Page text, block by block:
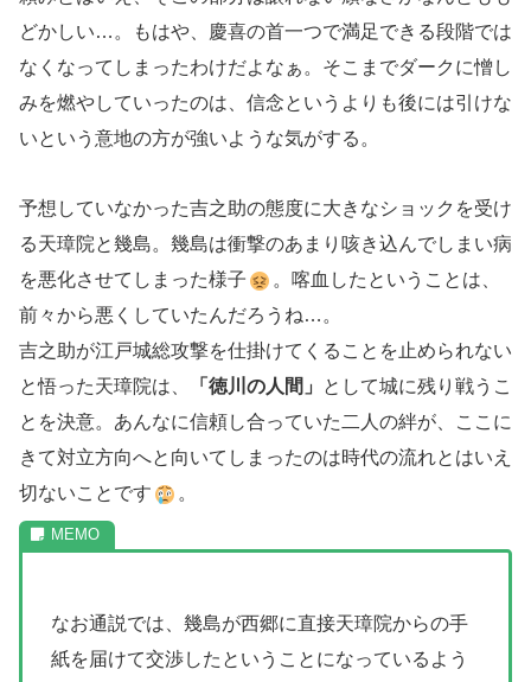
どかしい…。もはや、慶喜の首一つで満足できる段階では
なくなってしまったわけだよなぁ。そこまでダークに憎し
みを燃やしていったのは、信念というよりも後には引けな
いという意地の方が強いような気がする。
予想していなかった吉之助の態度に大きなショックを受け
る天璋院と幾島。幾島は衝撃のあまり咳き込んでしまい病
を悪化させてしまった様子
。喀血したということは、
前々から悪くしていたんだろうね…。
吉之助が江戸城総攻撃を仕掛けてくることを止められない
と悟った天璋院は、
「徳川の人間」
として城に残り戦うこ
とを決意。あんなに信頼し合っていた二人の絆が、ここに
きて対立方向へと向いてしまったのは時代の流れとはいえ
切ないことです
。
なお通説では、幾島が西郷に直接天璋院からの手
紙を届けて交渉したということになっているよう